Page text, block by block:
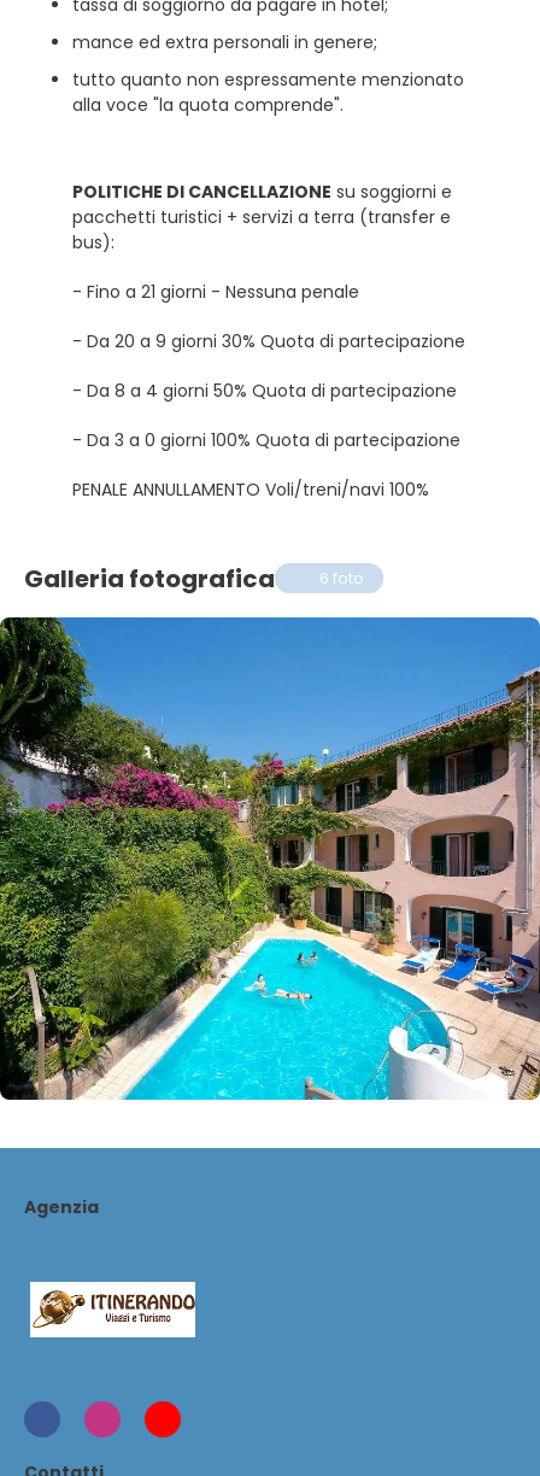
tassa di soggiorno da pagare in hotel;
mance ed extra personali in genere;
tutto quanto non espressamente menzionato
alla voce "la quota comprende".
POLITICHE DI CANCELLAZIONE su soggiorni e
pacchetti turistici + servizi a terra (transfer e
bus):
- Fino a 21 giorni - Nessuna penale
- Da 20 a 9 giorni 30% Quota di partecipazione
- Da 8 a 4 giorni 50% Quota di partecipazione
- Da 3 a 0 giorni 100% Quota di partecipazione
PENALE ANNULLAMENTO Voli/treni/navi 100%
Galleria fotografica 6 foto
Agenzia